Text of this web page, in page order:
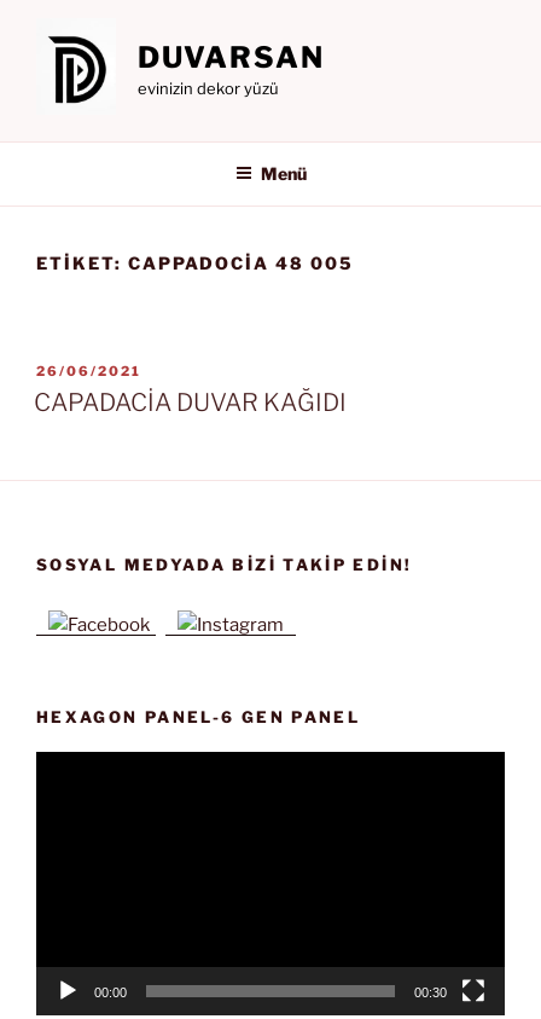
DUVARSAN
evinizin dekor yüzü
Menü
ETIKET: CAPPADOCIA 48 005
YAYIM
TARIHI
26/06/2021
CAPADACİA DUVAR KAĞIDI
SOSYAL MEDYADA BIZI TAKIP EDIN!
HEXAGON PANEL-6 GEN PANEL
00:00 00:30